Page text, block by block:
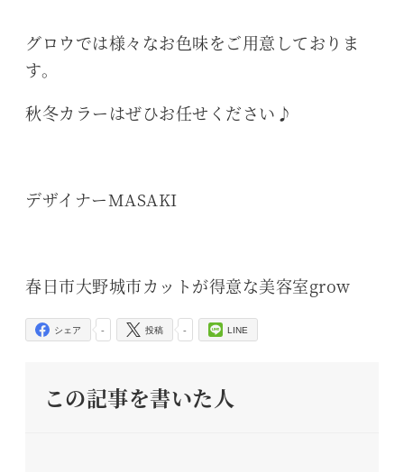
グロウでは様々なお色味をご用意しておりま
す。
秋冬カラーはぜひお任せください♪
デザイナーMASAKI
春日市大野城市カットが得意な美容室grow
-
シェア -
投稿 LINE
この記事を書いた人